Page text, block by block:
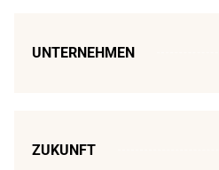
UNTERNEHMEN
ZUKUNFT